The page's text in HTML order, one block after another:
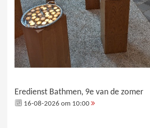
Eredienst Bathmen, 9e van de zomer
16-08-2026 om 10:00